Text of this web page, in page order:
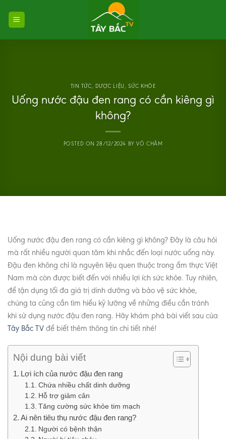
TIN TỨC DƯỢC LIỆU SỨC KHỎE
Uống nước đậu đen rang có cần kiêng gì
không?
POSTED ON28/12/2024 BYVÕ CHÂM
Uống nước đậu đen rang có cần kiêng gì không? Đây là câu hỏi
mà rất nhiều người quan tâm khi nhắc đến loại nước uống này.
Đậu đen không chỉ là nguyên liệu quen thuộc trong ẩm thực Việt
Nam mà còn được biết đến với nhiều lợi ích sức khỏe. Tuy nhiên,
để tận dụng tối đa giá trị dinh dưỡng và bảo vệ sức khỏe,
chúng ta cũng cần tìm hiểu kỹ lưỡng về những điều cần tránh
khi sử dụng nước đậu đen rang. Hãy khám phá bài viết sau của
Tây Bắc TV để biết thêm thông tin chi tiết nhé!
Nội dung bài viết
Lợi ích của nước đậu đen rang
Chứa nhiều chất dinh dưỡng
Hỗ trợ giảm cân
Tăng cường sức khỏe tim mạch
Ai nên tiêu thụ nước đậu đen rang?
Người có bệnh thận